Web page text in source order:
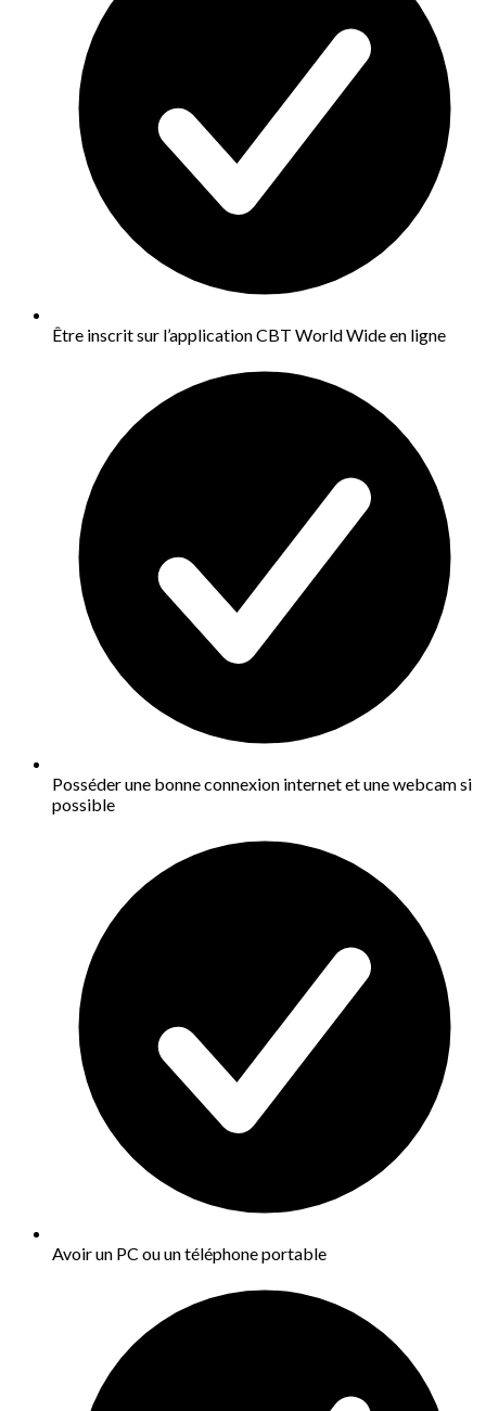
Être inscrit sur l’application CBT World Wide en ligne
Posséder une bonne connexion internet et une webcam si
possible
Avoir un PC ou un téléphone portable